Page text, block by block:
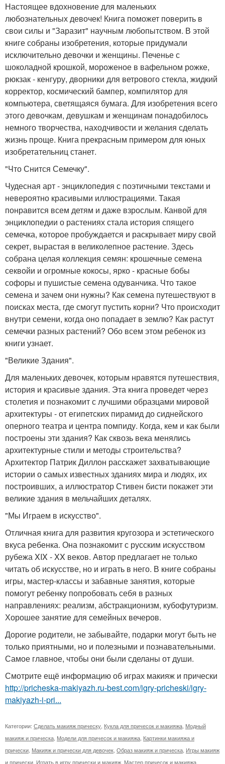
Настоящее вдохновение для маленьких
любознательных девочек! Книга поможет поверить в
свои силы и "Заразит" научным любопытством. В этой
книге собраны изобретения, которые придумали
исключительно девочки и женщины. Печенье с
шоколадной крошкой, мороженое в вафельном рожке,
рюкзак - кенгуру, дворники для ветрового стекла, жидкий
корректор, космический бампер, компилятор для
компьютера, светящаяся бумага. Для изобретения всего
этого девочкам, девушкам и женщинам понадобилось
немного творчества, находчивости и желания сделать
жизнь проще. Книга прекрасным примером для юных
изобретательниц станет.
"Что Снится Семечку".
Чудесная арт - энциклопедия с поэтичными текстами и
невероятно красивыми иллюстрациями. Такая
понравится всем детям и даже взрослым. Канвой для
энциклопедии о растениях стала история спящего
семечка, которое пробуждается и раскрывает миру свой
секрет, вырастая в великолепное растение. Здесь
собрана целая коллекция семян: крошечные семена
секвойи и огромные кокосы, ярко - красные бобы
софоры и пушистые семена одуванчика. Что такое
семена и зачем они нужны? Как семена путешествуют в
поисках места, где смогут пустить корни? Что происходит
внутри семени, когда оно попадает в землю? Как растут
семечки разных растений? Обо всем этом ребенок из
книги узнает.
"Великие Здания".
Для маленьких девочек, которым нравятся путешествия,
история и красивые здания. Эта книга проведет через
столетия и познакомит с лучшими образцами мировой
архитектуры - от египетских пирамид до сиднейского
оперного театра и центра помпиду. Когда, кем и как были
построены эти здания? Как сквозь века менялись
архитектурные стили и методы строительства?
Архитектор Патрик Диллон расскажет захватывающие
истории о самых известных зданиях мира и людях, их
построивших, а иллюстратор Стивен бисти покажет эти
великие здания в мельчайших деталях.
"Мы Играем в искусство".
Отличная книга для развития кругозора и эстетического
вкуса ребенка. Она познакомит с русским искусством
рубежа XIX - XX веков. Автор предлагает не только
читать об искусстве, но и играть в него. В книге собраны
игры, мастер-классы и забавные занятия, которые
помогут ребенку попробовать себя в разных
направлениях: реализм, абстракционизм, кубофутуризм.
Хорошее занятие для семейных вечеров.
Дорогие родители, не забывайте, подарки могут быть не
только приятными, но и полезными и познавательными.
Самое главное, чтобы они были сделаны от души.
Смотрите ещё информацию об играх макияж и прически
http://pricheska-makiyazh.ru-best.com/igry-pricheski/igry-
makiyazh-i-pri...
Категории: Сделать макияж прическу Кукла для причесок и макияжа Модный
макияж и прическа Модели для причесок и макияжа Картинки макияжа и
прически Макияж и прически для девочек Образ макияж и прическа Игры макияж
и прически Играть в игру прически и макияж Мастер причесок и макияжа